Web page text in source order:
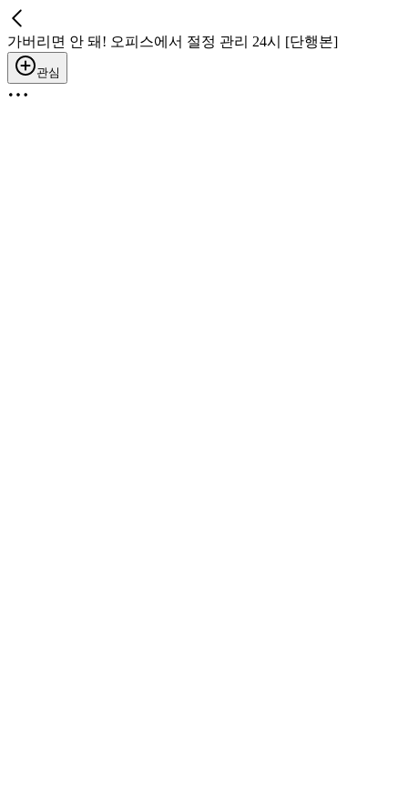
가버리면 안 돼! 오피스에서 절정 관리 24시 [단행본]
관심